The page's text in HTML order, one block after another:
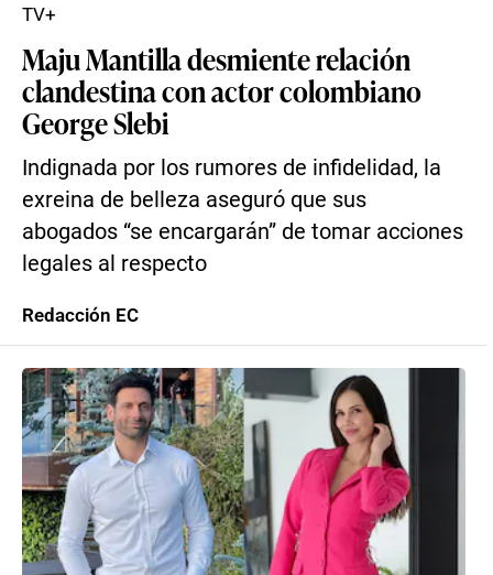
Maju Mantilla desmiente relación
clandestina con actor colombiano
George Slebi
Indignada por los rumores de infidelidad, la
exreina de belleza aseguró que sus
abogados “se encargarán” de tomar acciones
legales al respecto
TV+
Redacción EC